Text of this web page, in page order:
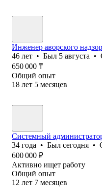
Инженер аворского
46 лет • Был 5 августа •
650 000 ₸
Общий опыт
18 лет 5 месяцев
Системный
34 года • Был сегодня •
600 000 ₽
Активно ищет работу
Общий опыт
12 лет 7 месяцев